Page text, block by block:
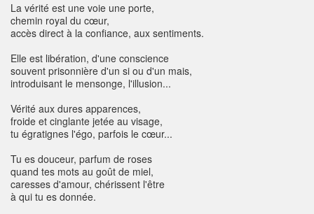
La vérité est une voie une porte,
chemin royal du cœur,
accès direct à la confiance, aux sentiments.
Elle est libération, d'une conscience
souvent prisonnière d'un si ou d'un mais,
introduisant le mensonge, l'illusion...
Vérité aux dures apparences,
froide et cinglante jetée au visage,
tu égratignes l'égo, parfois le cœur...
Tu es douceur, parfum de roses
quand tes mots au goût de miel,
caresses d'amour, chérissent l'être
à qui tu es donnée.